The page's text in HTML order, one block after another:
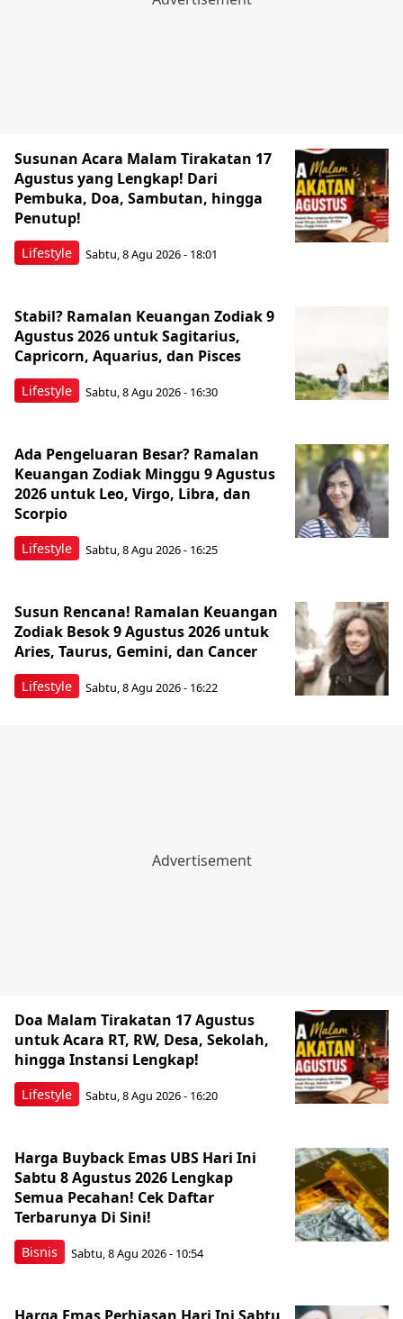
Lifestyle
Susunan Acara Malam Tirakatan 17
Agustus yang Lengkap! Dari
Pembuka, Doa, Sambutan, hingga
Penutup!
Sabtu, 8 Agu 2026 - 18:01
Lifestyle
Stabil? Ramalan Keuangan Zodiak 9
Agustus 2026 untuk Sagitarius,
Capricorn, Aquarius, dan Pisces
Sabtu, 8 Agu 2026 - 16:30
Lifestyle
Ada Pengeluaran Besar? Ramalan
Keuangan Zodiak Minggu 9 Agustus
2026 untuk Leo, Virgo, Libra, dan
Scorpio
Sabtu, 8 Agu 2026 - 16:25
Lifestyle
Susun Rencana! Ramalan Keuangan
Zodiak Besok 9 Agustus 2026 untuk
Aries, Taurus, Gemini, dan Cancer
Sabtu, 8 Agu 2026 - 16:22
Lifestyle
Doa Malam Tirakatan 17 Agustus
untuk Acara RT, RW, Desa, Sekolah,
hingga Instansi Lengkap!
Sabtu, 8 Agu 2026 - 16:20
Bisnis
Harga Buyback Emas UBS Hari Ini
Sabtu 8 Agustus 2026 Lengkap
Semua Pecahan! Cek Daftar
Terbarunya Di Sini!
Sabtu, 8 Agu 2026 - 10:54